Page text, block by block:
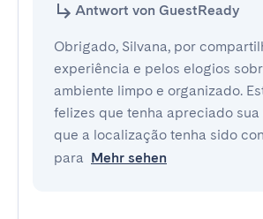
Antwort von GuestReady
Obrigado, Silvana, por
experiência e pelos elogios
ambiente limpo e organizado.
felizes que tenha apreciado sua
que a localização tenha sido
para Mehr sehen